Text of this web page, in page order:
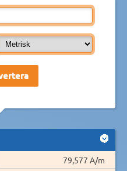
79,577 A/m